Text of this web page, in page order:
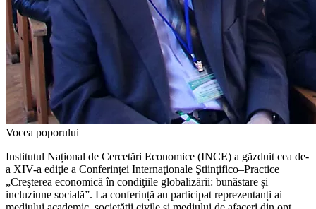
Vocea poporului
Institutul Național de Cercetări Eco­nomice (INCE) a găzduit cea de-
a XIV-a ediţie a Conferinţei Interna­ţionale Ştiinţifico–Practice
„Creşterea economică în condiţiile globa­lizării: bunăstare și
incluziune so­cială”. La conferință au participat reprezentanți ai